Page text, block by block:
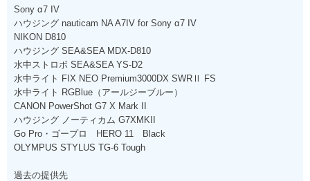
Sony α7 IV
ハウジング nauticam NA A7IV for Sony α7 IV
NIKON D810
ハウジング SEA&SEA MDX-D810
水中ストロボ SEA&SEA YS-D2
水中ライト FIX NEO Premium3000DX SWRⅡ FS
水中ライト RGBlue（アールジーブルー）
CANON PowerShot G7 X Mark II
ハウジング ノーティカム G7XMKII
Go Pro・ゴープロ HERO 11 Black
OLYMPUS STYLUS TG-6 Tough
過去の提供先